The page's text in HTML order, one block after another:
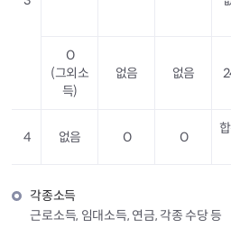
O
(그외소
득)
없음 없음
4 없음 O O
각종소득
근로소득, 임대소득, 연금, 각종 수당 등